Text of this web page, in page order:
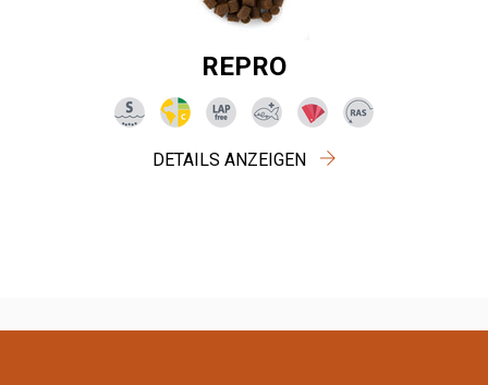
REPRO
DETAILS ANZEIGEN